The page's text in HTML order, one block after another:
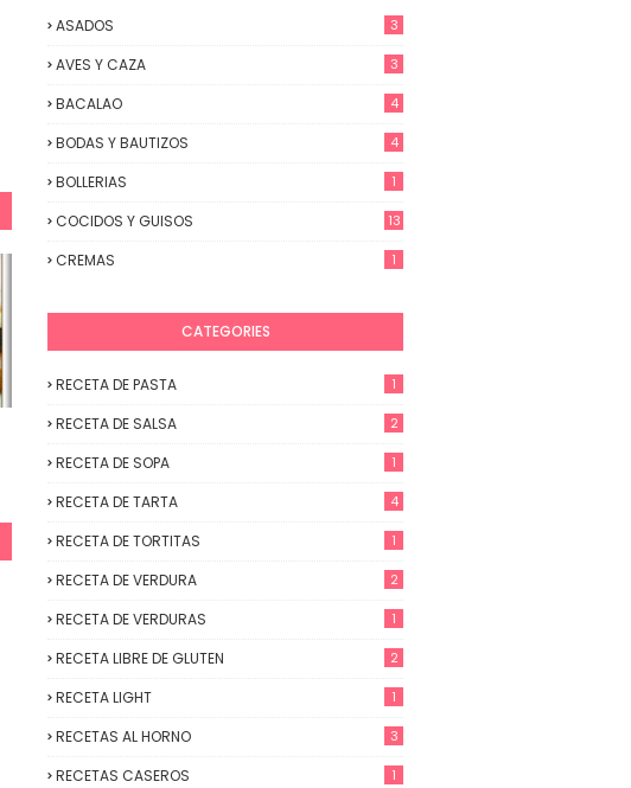
ASADOS 3
AVES Y CAZA 3
BACALAO 4
BODAS Y BAUTIZOS 4
BOLLERIAS 1
COCIDOS Y GUISOS 13
CREMAS 1
CATEGORIES
RECETA DE PASTA 1
RECETA DE SALSA 2
RECETA DE SOPA 1
RECETA DE TARTA 4
RECETA DE TORTITAS 1
RECETA DE VERDURA 2
RECETA DE VERDURAS 1
RECETA LIBRE DE GLUTEN 2
RECETA LIGHT 1
RECETAS AL HORNO 3
RECETAS CASEROS 1